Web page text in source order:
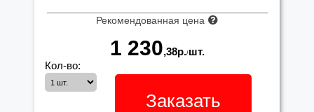
Рекомендованная цена
1 230,38р./шт.
Кол-во:
Заказать